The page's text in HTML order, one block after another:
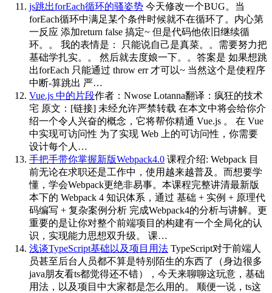
js跳出forEach循环的骚姿势 今天修改一个BUG。当
forEach循环中满足某个条件时候就不在循环了。内心第
一反应 添加return false 搞定~ 但是代码他依旧继续循
环。。 我的表情是： 只能说自己是真菜。。需要努力把
基础学扎实。。 然后就去度娘一下。。答案是 如果想跳
出forEach 只能通过 throw err 才可以~ 当然这个是使程序
中断-算跳出 严…
Vue.js 中的片段作者：Nwose Lotanna翻译：疯狂的技术
宅 原文：[链接] 未经允许严禁转载 在本文中将会给你介
绍一个令人兴奋的概念，它将帮你精通 Vue.js 。 在 Vue
中实现可访问性 为了实现 Web 上的可访问性，你需要
设计每个人…
手把手带你掌握新版Webpack4.0 课程介绍: Webpack 目
前无论在求职还是工作中，使用越来越普及。而想要学
懂，学会Webpack更绝非易事。本课程完整讲清最新版
本下的 Webpack 4 知识体系，通过 基础 + 实例 + 原理代
码编写 + 复杂案例分析 完成Webpack4的分析与讲解。更
重要的是让你对整个前端项目的构建有一个全局化的认
识，实现能力思想双升级。 课…
浅谈TypeScript基础以及项目用法 TypeScript对于前端人
员甚至后台人员都不算是特别陌生的东西了（身边很多
java朋友看ts都觉得还不错），今天来聊聊这玩意，基础
用法，以及项目中大家都是怎么用的。 顺便一说，ts这